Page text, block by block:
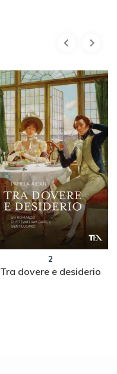
2
Tra dovere e desiderio